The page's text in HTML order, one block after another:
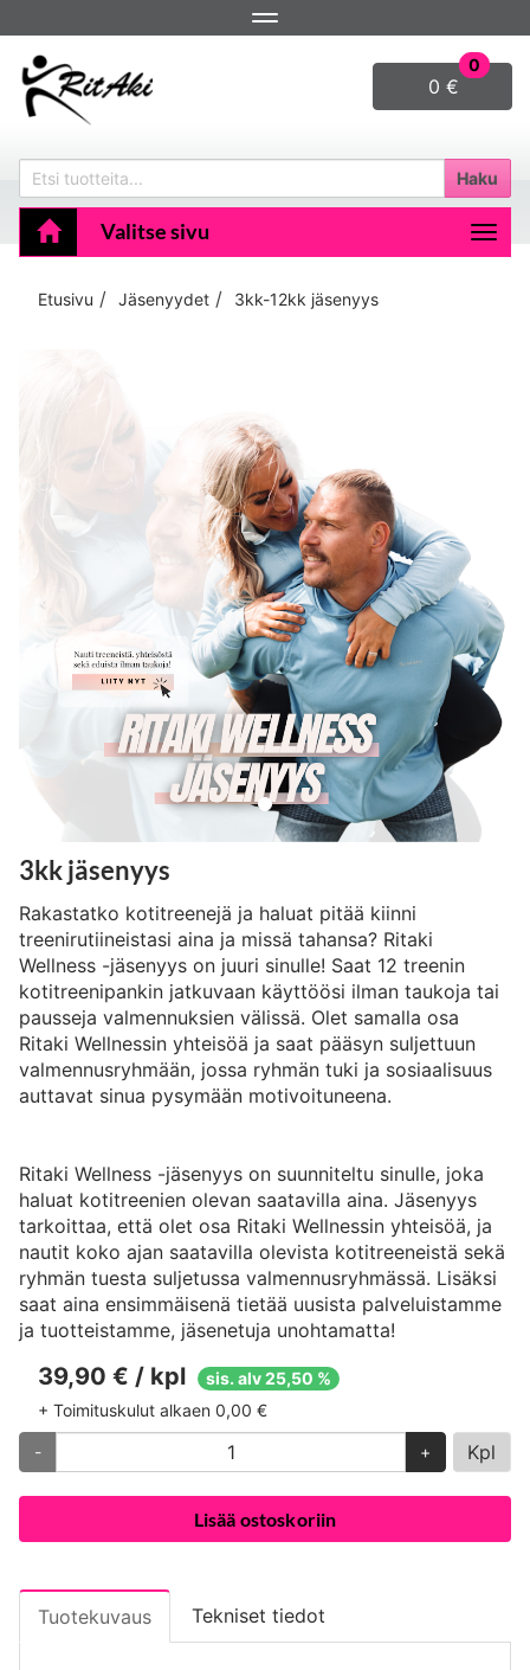
Navigaatio
0 €
0
Haku
Valitse sivu
Etusivu Jäsenyydet 3kk-12kk jäsenyys
3kk jäsenyys
Rakastatko kotitreenejä ja haluat pitää kiinni
treenirutiineistasi aina ja missä tahansa? Ritaki
Wellness -jäsenyys on juuri sinulle! Saat 12 treenin
kotitreenipankin jatkuvaan käyttöösi ilman taukoja tai
pausseja valmennuksien välissä. Olet samalla osa
Ritaki Wellnessin yhteisöä ja saat pääsyn suljettuun
valmennusryhmään, jossa ryhmän tuki ja sosiaalisuus
auttavat sinua pysymään motivoituneena.
Ritaki Wellness -jäsenyys on suunniteltu sinulle, joka
haluat kotitreenien olevan saatavilla aina. Jäsenyys
tarkoittaa, että olet osa Ritaki Wellnessin yhteisöä, ja
nautit koko ajan saatavilla olevista kotitreeneistä sekä
ryhmän tuesta suljetussa valmennusryhmässä. Lisäksi
saat aina ensimmäisenä tietää uusista palveluistamme
ja tuotteistamme, jäsenetuja unohtamatta!
39,90 € / kpl
sis. alv 25,50 %
+ Toimituskulut alkaen 0,00 €
- + Kpl
Lisää ostoskoriin
Tuotekuvaus Tekniset tiedot